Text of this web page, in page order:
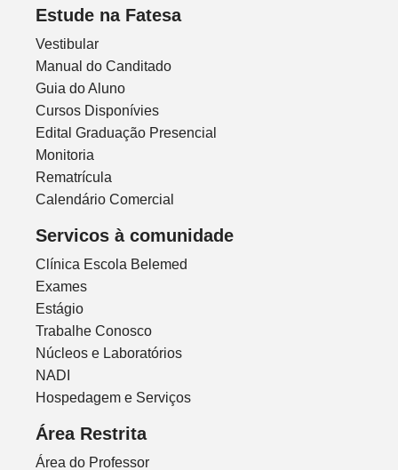
Estude na Fatesa
Vestibular
Manual do Canditado
Guia do Aluno
Cursos Disponívies
Edital Graduação Presencial
Monitoria
Rematrícula
Calendário Comercial
Servicos à comunidade
Clínica Escola Belemed
Exames
Estágio
Trabalhe Conosco
Núcleos e Laboratórios
NADI
Hospedagem e Serviços
Área Restrita
Área do Professor